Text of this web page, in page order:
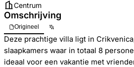
Centrum
Omschrijving
Origineel
Deze prachtige villa ligt in
slaapkamers waar in totaal 8
ideaal voor een vakantie met